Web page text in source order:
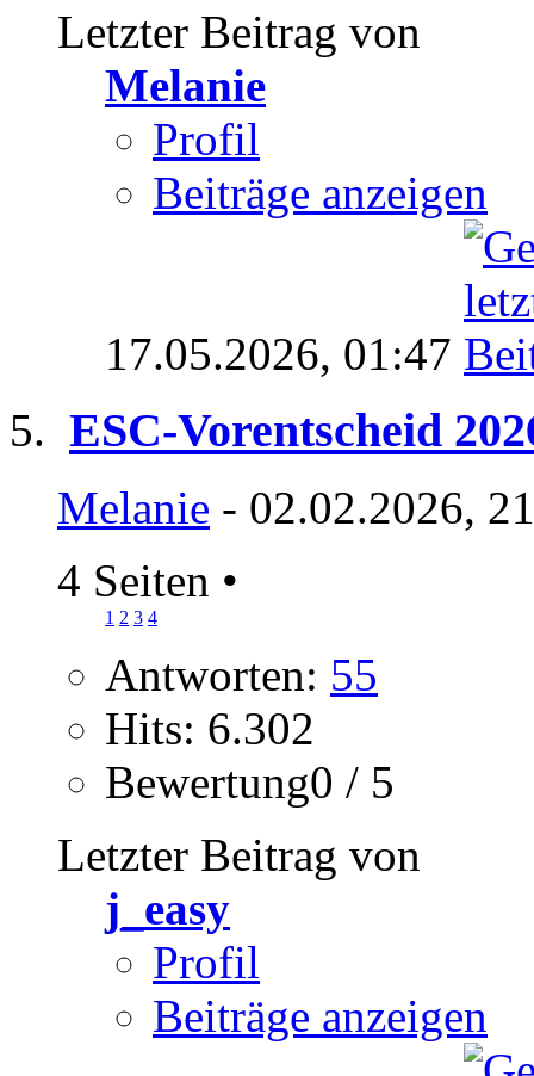
Letzter Beitrag von
Melanie
Profil
Beiträge anzeigen
17.05.2026, 01:47
ESC-Vorentscheid
Melanie - 02.02.2026,
4 Seiten •
1 2 3 4
Antworten: 55
Hits: 6.302
Bewertung0 / 5
Letzter Beitrag von
j_easy
Profil
Beiträge anzeigen